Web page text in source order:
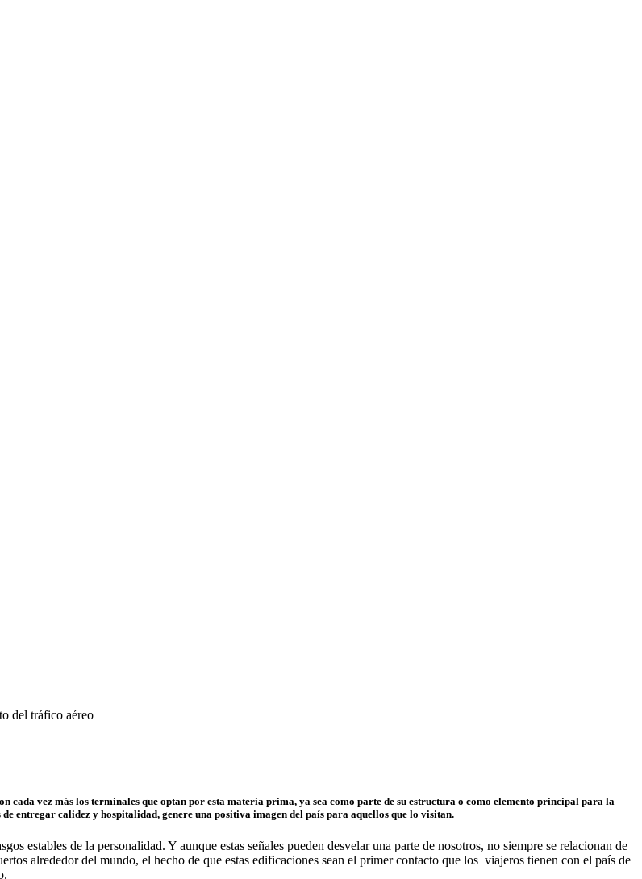
del tráfico aéreo
cada vez más los terminales que optan por esta materia prima, ya sea como parte de su estructura o como elemento principal para la
entregar calidez y hospitalidad, genere una positiva imagen del país para aquellos que lo visitan.
estables de la personalidad. Y aunque estas señales pueden desvelar una parte de nosotros, no siempre se relacionan de
alrededor del mundo, el hecho de que estas edificaciones sean el primer contacto que los viajeros tienen con el país de